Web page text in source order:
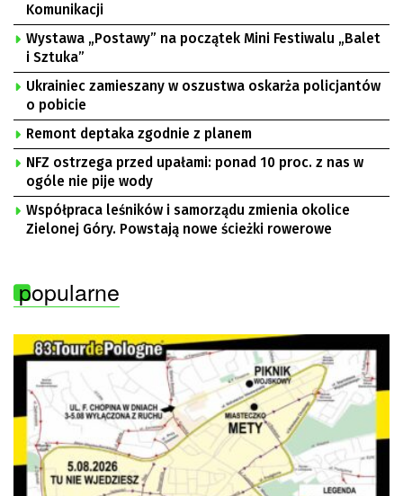
Komunikacji
Wystawa „Postawy” na początek Mini Festiwalu „Balet
i Sztuka”
Ukrainiec zamieszany w oszustwa oskarża policjantów
o pobicie
Remont deptaka zgodnie z planem
NFZ ostrzega przed upałami: ponad 10 proc. z nas w
ogóle nie pije wody
Współpraca leśników i samorządu zmienia okolice
Zielonej Góry. Powstają nowe ścieżki rowerowe
popularne